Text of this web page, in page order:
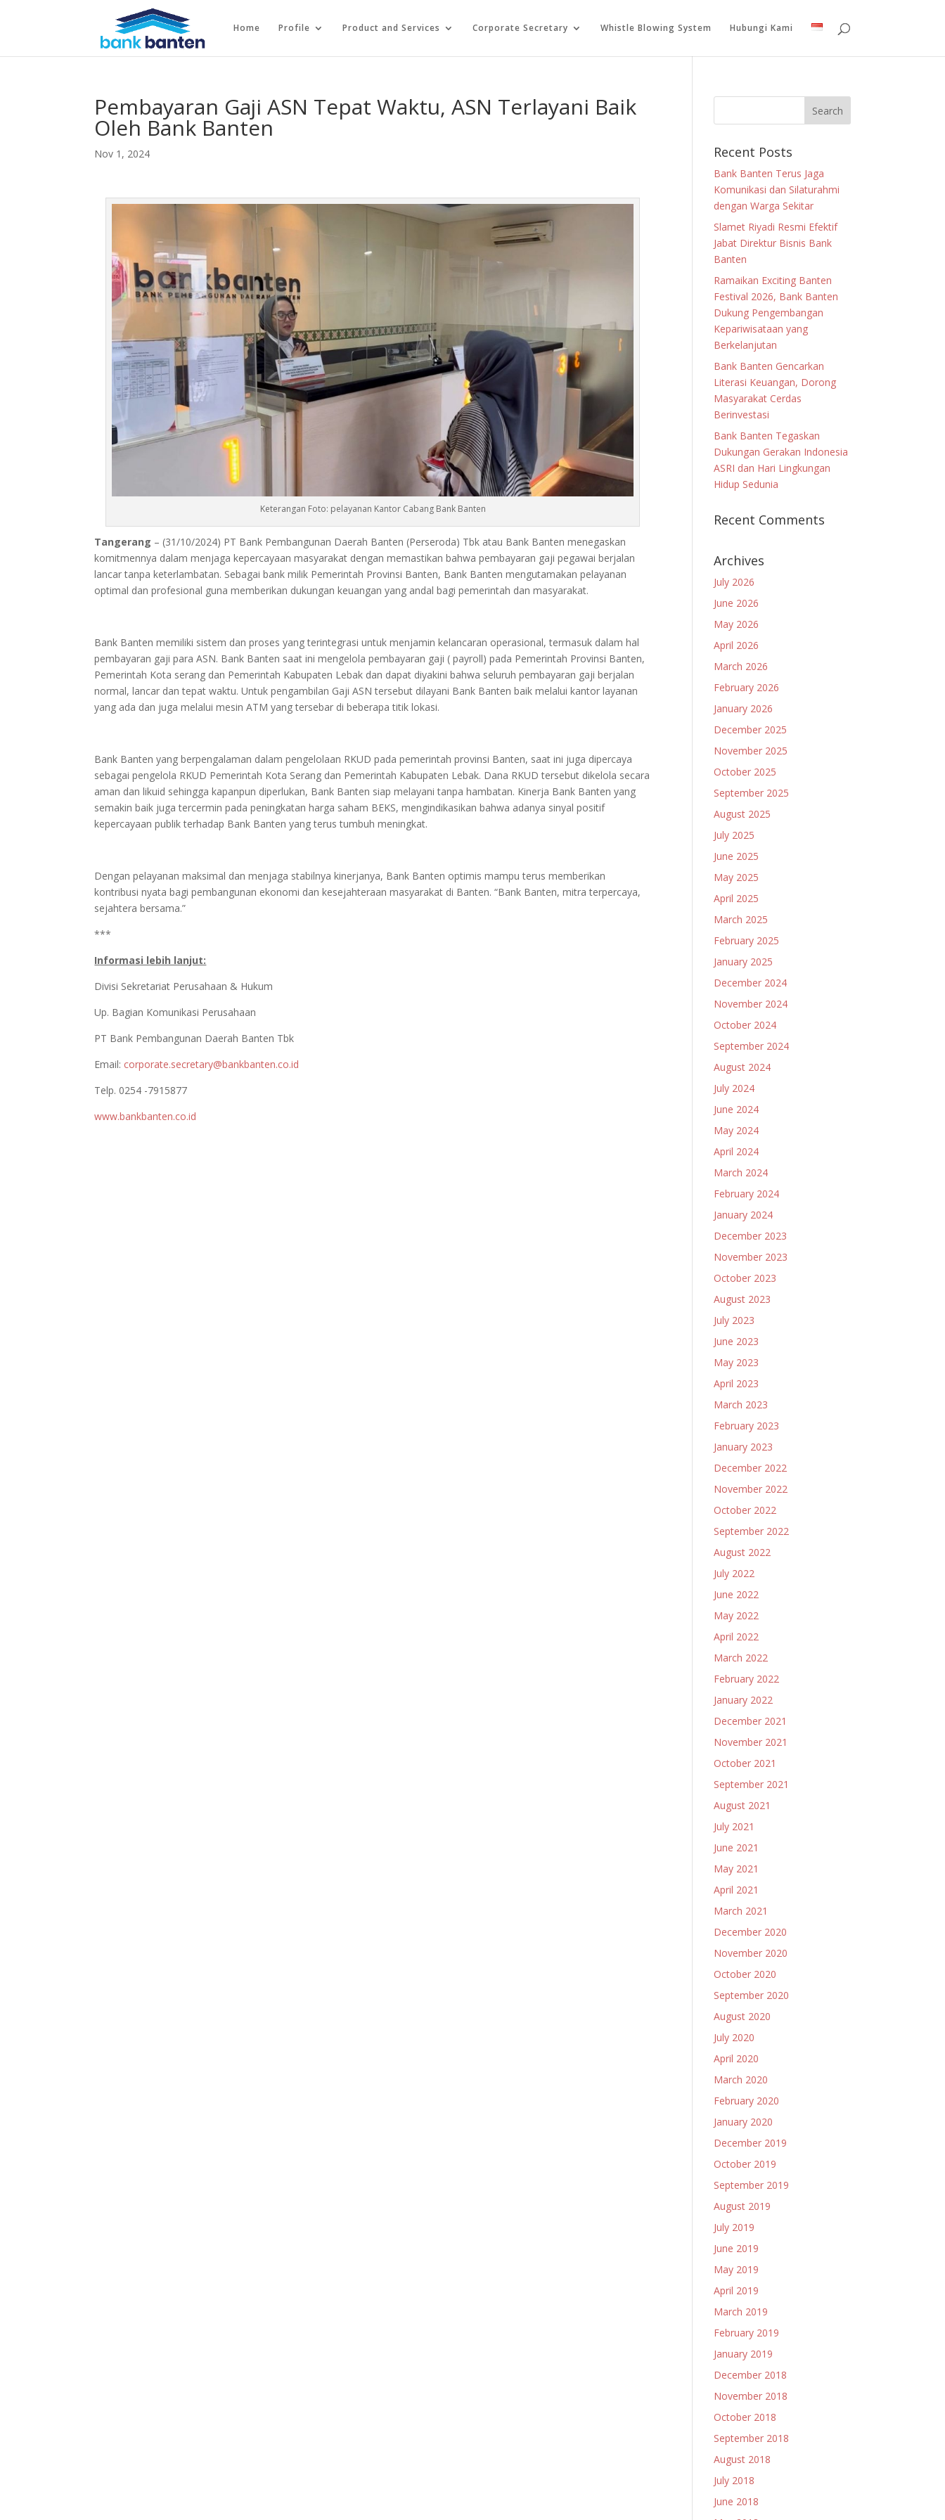
Home Profile Product and Services Corporate Secretary Whistle Blowing System Hubungi Kami
Pembayaran Gaji ASN Tepat Waktu, ASN Terlayani Baik
Oleh Bank Banten
Nov 1, 2024
Keterangan Foto: pelayanan Kantor Cabang Bank Banten
Tangerang – (31/10/2024) PT Bank Pembangunan Daerah Banten (Perseroda) Tbk atau Bank Banten menegaskan
komitmennya dalam menjaga kepercayaan masyarakat dengan memastikan bahwa pembayaran gaji pegawai berjalan
lancar tanpa keterlambatan. Sebagai bank milik Pemerintah Provinsi Banten, Bank Banten mengutamakan pelayanan
optimal dan profesional guna memberikan dukungan keuangan yang andal bagi pemerintah dan masyarakat.
Bank Banten memiliki sistem dan proses yang terintegrasi untuk menjamin kelancaran operasional, termasuk dalam hal
pembayaran gaji para ASN. Bank Banten saat ini mengelola pembayaran gaji ( payroll) pada Pemerintah Provinsi Banten,
Pemerintah Kota serang dan Pemerintah Kabupaten Lebak dan dapat diyakini bahwa seluruh pembayaran gaji berjalan
normal, lancar dan tepat waktu. Untuk pengambilan Gaji ASN tersebut dilayani Bank Banten baik melalui kantor layanan
yang ada dan juga melalui mesin ATM yang tersebar di beberapa titik lokasi.
Bank Banten yang berpengalaman dalam pengelolaan RKUD pada pemerintah provinsi Banten, saat ini juga dipercaya
sebagai pengelola RKUD Pemerintah Kota Serang dan Pemerintah Kabupaten Lebak. Dana RKUD tersebut dikelola secara
aman dan likuid sehingga kapanpun diperlukan, Bank Banten siap melayani tanpa hambatan. Kinerja Bank Banten yang
semakin baik juga tercermin pada peningkatan harga saham BEKS, mengindikasikan bahwa adanya sinyal positif
kepercayaan publik terhadap Bank Banten yang terus tumbuh meningkat.
Dengan pelayanan maksimal dan menjaga stabilnya kinerjanya, Bank Banten optimis mampu terus memberikan
kontribusi nyata bagi pembangunan ekonomi dan kesejahteraan masyarakat di Banten. “Bank Banten, mitra terpercaya,
sejahtera bersama.”
***
Informasi lebih lanjut:
Divisi Sekretariat Perusahaan & Hukum
Up. Bagian Komunikasi Perusahaan
PT Bank Pembangunan Daerah Banten Tbk
Email: corporate.secretary@bankbanten.co.id
Telp. 0254 -7915877
www.bankbanten.co.id
Recent Posts
Bank Banten Terus Jaga
Komunikasi dan Silaturahmi
dengan Warga Sekitar
Slamet Riyadi Resmi Efektif
Jabat Direktur Bisnis Bank
Banten
Ramaikan Exciting Banten
Festival 2026, Bank Banten
Dukung Pengembangan
Kepariwisataan yang
Berkelanjutan
Bank Banten Gencarkan
Literasi Keuangan, Dorong
Masyarakat Cerdas
Berinvestasi
Bank Banten Tegaskan
Dukungan Gerakan Indonesia
ASRI dan Hari Lingkungan
Hidup Sedunia
Recent Comments
Archives
July 2026
June 2026
May 2026
April 2026
March 2026
February 2026
January 2026
December 2025
November 2025
October 2025
September 2025
August 2025
July 2025
June 2025
May 2025
April 2025
March 2025
February 2025
January 2025
December 2024
November 2024
October 2024
September 2024
August 2024
July 2024
June 2024
May 2024
April 2024
March 2024
February 2024
January 2024
December 2023
November 2023
October 2023
August 2023
July 2023
June 2023
May 2023
April 2023
March 2023
February 2023
January 2023
December 2022
November 2022
October 2022
September 2022
August 2022
July 2022
June 2022
May 2022
April 2022
March 2022
February 2022
January 2022
December 2021
November 2021
October 2021
September 2021
August 2021
July 2021
June 2021
May 2021
April 2021
March 2021
December 2020
November 2020
October 2020
September 2020
August 2020
July 2020
April 2020
March 2020
February 2020
January 2020
December 2019
October 2019
September 2019
August 2019
July 2019
June 2019
May 2019
April 2019
March 2019
February 2019
January 2019
December 2018
November 2018
October 2018
September 2018
August 2018
July 2018
June 2018